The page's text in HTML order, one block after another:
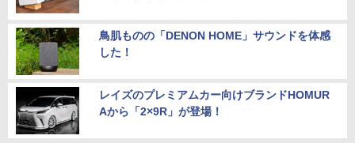
鳥肌ものの「DENON HOME」サウンドを体感
した！
レイズのプレミアムカー向けブランドHOMUR
Aから「2×9R」が登場！